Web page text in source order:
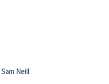
Sam Neill